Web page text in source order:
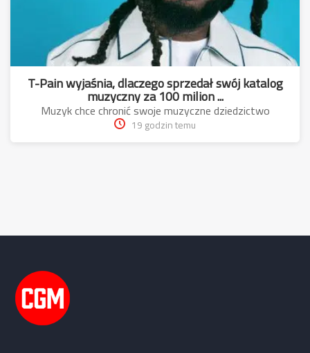
T-Pain wyjaśnia, dlaczego sprzedał swój katalog
muzyczny za 100 milion ...
Muzyk chce chronić swoje muzyczne dziedzictwo
19 godzin temu